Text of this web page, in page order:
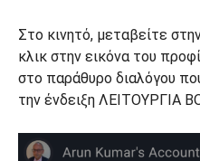
Στο κινητό, μεταβείτε
κλικ στην εικόνα του
στο παράθυρο διαλόγου
την ένδειξη ΛΕΙΤΟΥΡΓΙΑ